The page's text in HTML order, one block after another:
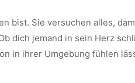
bist. Sie versuchen alles,
dich jemand in sein Herz
in ihrer Umgebung fühlen